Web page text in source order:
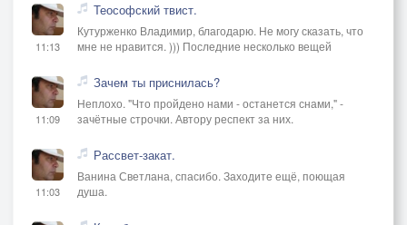
11:13
Теософский твист.
Кутурженко Владимир, благодарю. Не могу сказать, что
мне не нравится. ))) Последние несколько вещей
11:09
Зачем ты приснилась?
Неплохо. "Что пройдено нами - останется снами," -
зачётные строчки. Автору респект за них.
11:03
Рассвет-закат.
Ванина Светлана, спасибо. Заходите ещё, поющая
душа.